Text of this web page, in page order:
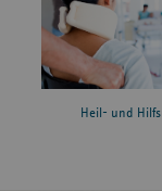
Heil- und